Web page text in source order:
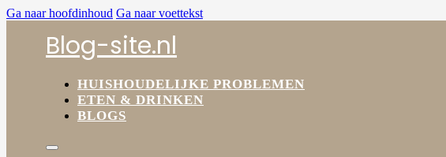
Ga naar hoofdinhoud Ga naar voettekst
Blog-site.nl
HUISHOUDELIJKE PROBLEMEN
ETEN & DRINKEN
BLOGS